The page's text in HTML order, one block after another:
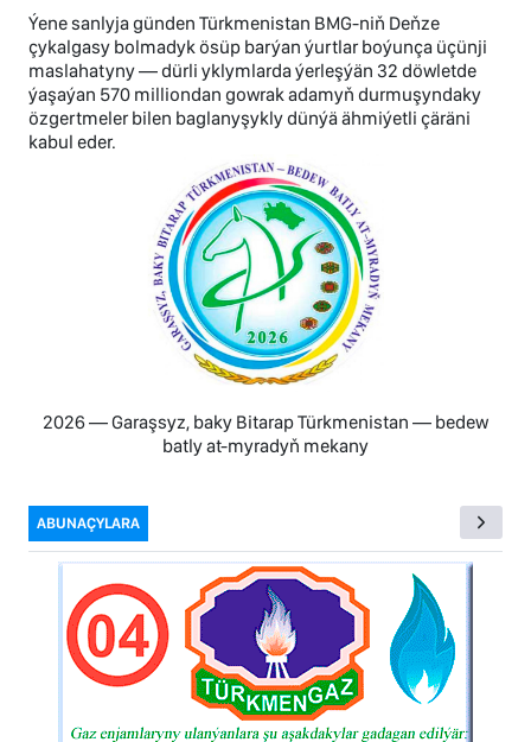
Ýene sanlyja günden Türkmenistan BMG-niň Deňze
çykalgasy bolmadyk ösüp barýan ýurtlar boýunça üçünji
maslahatyny — dürli yklymlarda ýerleşýän 32 döwletde
ýaşaýan 570 milliondan gowrak adamyň durmuşyndaky
özgertmeler bilen baglanyşykly dünýä ähmiýetli çäräni
kabul eder.
2026 — Garaşsyz, baky Bitarap Türkmenistan — bedew
batly at-myradyň mekany
ABUNAÇYLARA